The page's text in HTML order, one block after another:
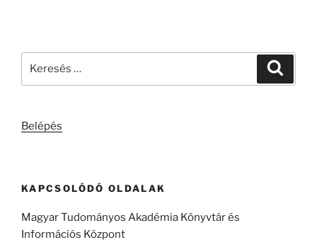
Belépés
KAPCSOLÓDÓ OLDALAK
Magyar Tudományos Akadémia Könyvtár és
Információs Központ